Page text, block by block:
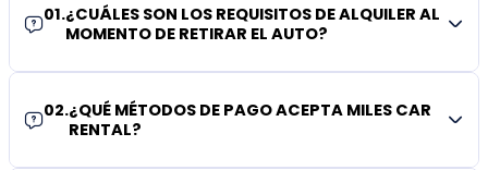
01.¿CUÁLES SON LOS REQUISITOS DE ALQUILER AL
MOMENTO DE RETIRAR EL AUTO?
02.¿QUÉ MÉTODOS DE PAGO ACEPTA MILES CAR
RENTAL?